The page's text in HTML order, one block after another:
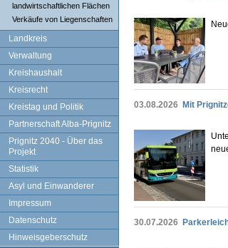
landwirtschaftlichen Flächen
Verkäufe von Liegenschaften
Landkreis
Verwaltung
Kreishaushalt
Kreisrecht
Kreistag und Politik
Partnerschaft Alba-Prignitz
Prignitz 2040 - Über das
Projekt
Statistik
Asyl und Einwanderer
Impressum
Datenschutz
Hinweisgeberschutz
03.08.2026 Mit
30.07.2026